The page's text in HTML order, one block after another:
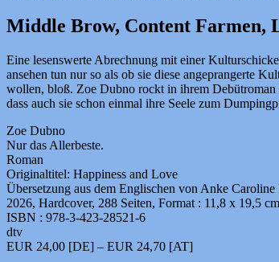
Middle Brow, Content Farmen,
Eine lesenswerte Abrechnung mit einer
ansehen tun nur so als ob sie diese angeprangerte
wollen, bloß. Zoe Dubno rockt in ihrem Debütroman
dass auch sie schon einmal ihre Seele zum
Zoe Dubno
Nur das Allerbeste.
Roman
Originaltitel: Happiness and Love
Übersetzung aus dem Englischen von Anke Caroline
2026, Hardcover, 288 Seiten, Format : 11,8 x 19,5 cm
ISBN : 978-3-423-28521-6
dtv
EUR 24,00 [DE] – EUR 24,70 [AT]